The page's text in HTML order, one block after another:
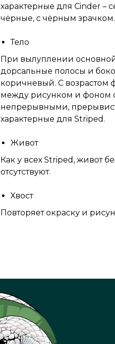
характерные для Cinder –
чёрные, с чёрным зрачком.
Тело
При вылуплении
дорсальные полосы и
коричневый. С возрастом
между рисунком и фоном
непрерывными,
характерные для Striped.
Живот
Как у всех Striped, живот
отсутствуют.
Хвост
Повторяет окраску и